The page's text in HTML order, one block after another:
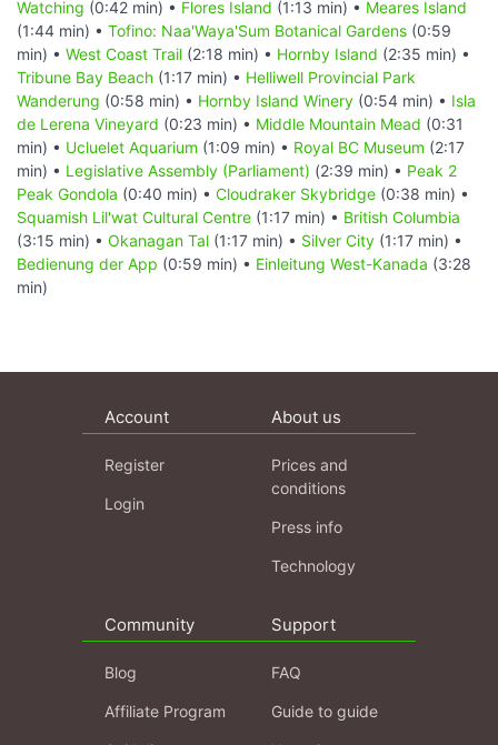
Watching (0:42 min) • Flores Island (1:13 min) • Meares Island
(1:44 min) • Tofino: Naa'Waya'Sum Botanical Gardens (0:59
min) • West Coast Trail (2:18 min) • Hornby Island (2:35 min) •
Tribune Bay Beach (1:17 min) • Helliwell Provincial Park
Wanderung (0:58 min) • Hornby Island Winery (0:54 min) • Isla
de Lerena Vineyard (0:23 min) • Middle Mountain Mead (0:31
min) • Ucluelet Aquarium (1:09 min) • Royal BC Museum (2:17
min) • Legislative Assembly (Parliament) (2:39 min) • Peak 2
Peak Gondola (0:40 min) • Cloudraker Skybridge (0:38 min) •
Squamish Lil'wat Cultural Centre (1:17 min) • British Columbia
(3:15 min) • Okanagan Tal (1:17 min) • Silver City (1:17 min) •
Bedienung der App (0:59 min) • Einleitung West-Kanada (3:28
min)
Account
Register
Login
About us
Prices and
conditions
Press info
Technology
Community
Blog
Affiliate Program
Support
FAQ
Guide to guide